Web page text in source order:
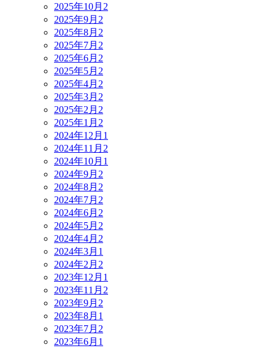
2025年10月 2
2025年9月 2
2025年8月 2
2025年7月 2
2025年6月 2
2025年5月 2
2025年4月 2
2025年3月 2
2025年2月 2
2025年1月 2
2024年12月 1
2024年11月 2
2024年10月 1
2024年9月 2
2024年8月 2
2024年7月 2
2024年6月 2
2024年5月 2
2024年4月 2
2024年3月 1
2024年2月 2
2023年12月 1
2023年11月 2
2023年9月 2
2023年8月 1
2023年7月 2
2023年6月 1